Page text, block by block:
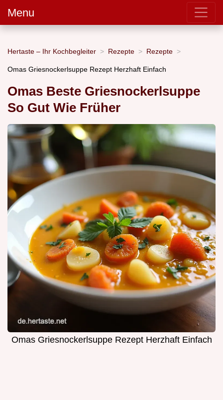
Menu
Hertaste – Ihr Kochbegleiter Rezepte Rezepte
Omas Griesnockerlsuppe Rezept Herzhaft Einfach
Omas Beste Griesnockerlsuppe
So Gut Wie Früher
Omas Griesnockerlsuppe Rezept Herzhaft Einfach